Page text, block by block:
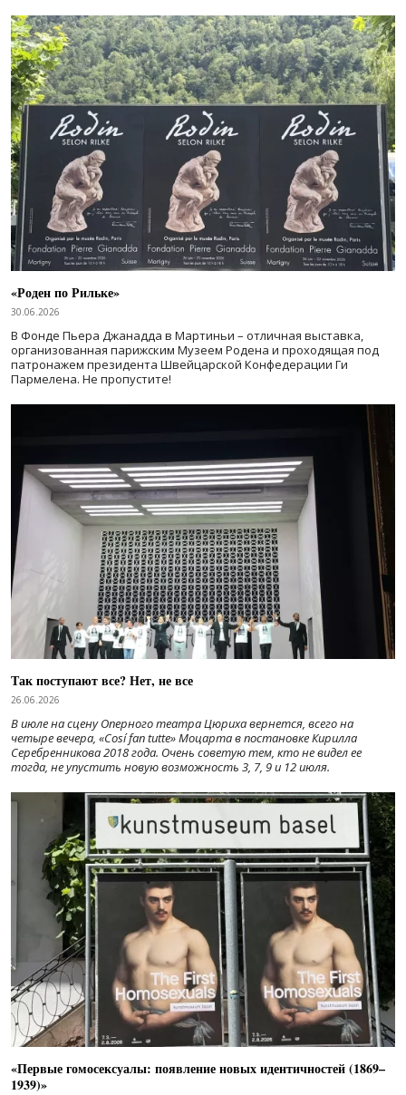
«Роден по Рильке»
30.06.2026
В Фонде Пьера Джанадда в Мартиньи – отличная выставка,
организованная парижским Музеем Родена и проходящая под
патронажем президента Швейцарской Конфедерации Ги
Пармелена. Не пропустите!
Так поступают все? Нет, не все
26.06.2026
В июле на сцену Оперного театра Цюриха вернется, всего на
четыре вечера, «Cosí fan tutte» Моцарта в постановке Кирилла
Серебренникова 2018 года. Очень советую тем, кто не видел ее
тогда, не упустить новую возможность 3, 7, 9 и 12 июля.
«Первые гомосексуалы: появление новых идентичностей (1869–
1939)»